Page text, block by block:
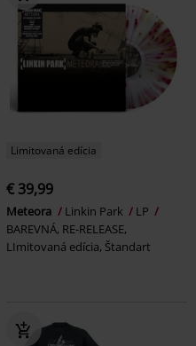
Limitovaná edícia
€ 39,99
Meteora Linkin Park
LP
BAREVNÁ, RE-RELEASE,
LImitovaná edícia, Štandart